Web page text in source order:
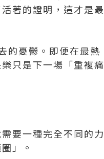
著的證明，這才是最
的憂鬱。即便在最熱
只是下一場「重複痛
要一種完全不同的力
」。